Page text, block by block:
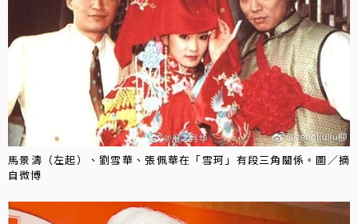
馬景濤（左起）、劉雪華、張佩華在「雪珂」有段三角關係。圖／摘
自微博